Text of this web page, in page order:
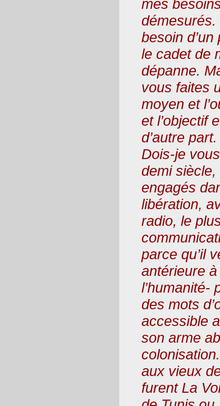
mes
démesurés.
besoin d’un
le cadet de
dépanne.
vous faites
moyen et
et l’objectif
d’autre part.
Dois-je
demi
engagés
libération,
radio, le
parce qu’il
antérieure à
l’humanité-
des mots
accessible
son arme
aux vieux
furent La